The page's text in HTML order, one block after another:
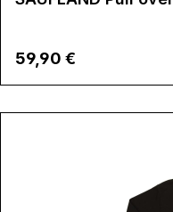
Regulärer Preis:
59,90 €